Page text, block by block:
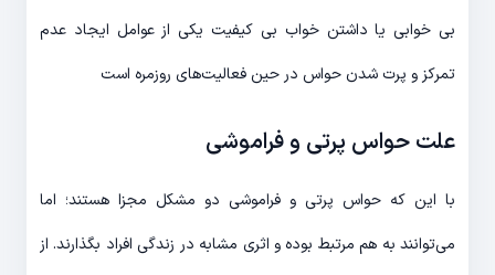
بی خوابی یا داشتن خواب بی کیفیت یکی از عوامل ایجاد عدم
تمرکز و پرت شدن حواس در حین فعالیت‌های روزمره است
علت حواس پرتی و فراموشی
با این که حواس پرتی و فراموشی دو مشکل مجزا هستند؛ اما
می‌توانند به هم مرتبط بوده و اثری مشابه در زندگی افراد بگذارند. از